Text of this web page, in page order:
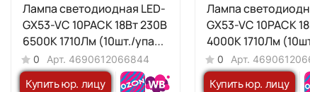
Лампа светодиодная LED-
GX53-VC 10PACK 18Вт 230В
6500К 1710Лм (10шт./упак)
IN HOME
0 Арт. 4690612066844
Купить юр. лицу
Лампа
GX53-VC 10PACK
4000К 1710Лм
IN HOME
0 Арт.
Купить юр. лицу